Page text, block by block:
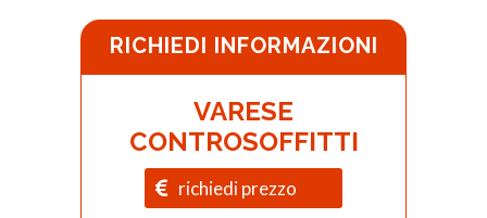
RICHIEDI INFORMAZIONI
VARESE
CONTROSOFFITTI
richiedi prezzo